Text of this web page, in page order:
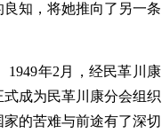
知，将她推向了另一条
1949年2月，经民革川康
成为民革川康分会组织
的苦难与前途有了深切